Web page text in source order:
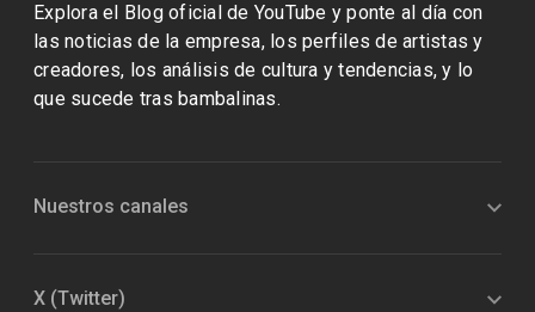
Explora el Blog oficial de YouTube y ponte al día con
las noticias de la empresa, los perfiles de artistas y
creadores, los análisis de cultura y tendencias, y lo
que sucede tras bambalinas.
Nuestros canales
X (Twitter)